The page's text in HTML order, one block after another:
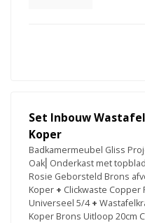
Set Inbouw
Koper
Badkamermeubel Gliss
Oak⎢Onderkast met topblad
Rosie Geborsteld Brons
Koper + Clickwaste
Universeel 5/4 +
Koper Brons Uitloop 20cm